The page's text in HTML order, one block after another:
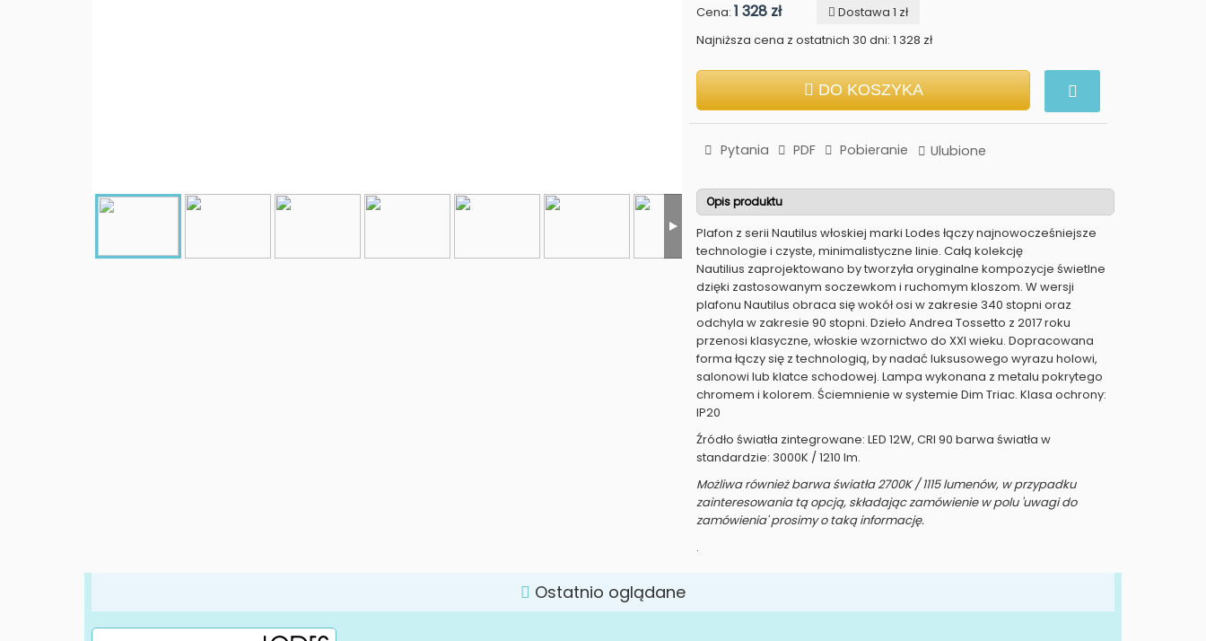
Cena:1 328 zł
Dostawa 1 zł
Najniższa cena z ostatnich 30 dni: 1 328 zł
DO KOSZYKA
Pytania PDF Pobieranie Ulubione
Opis produktu
Plafon z serii Nautilus włoskiej marki Lodes łączy najnowocześniejsze
technologie i czyste, minimalistyczne linie. Całą kolekcję
Nautilius zaprojektowano by tworzyła oryginalne kompozycje świetlne
dzięki zastosowanym soczewkom i ruchomym kloszom. W wersji
plafonu Nautilus obraca się wokół osi w zakresie 340 stopni oraz
odchyla w zakresie 90 stopni. Dzieło Andrea Tossetto z 2017 roku
przenosi klasyczne, włoskie wzornictwo do XXI wieku. Dopracowana
forma łączy się z technologią, by nadać luksusowego wyrazu holowi,
salonowi lub klatce schodowej. Lampa wykonana z metalu pokrytego
chromem i kolorem. Ściemnienie w systemie Dim Triac. Klasa ochrony:
IP20
Źródło światła zintegrowane: LED 12W, CRI 90 barwa światła w
standardzie: 3000K / 1210 lm.
Możliwa również barwa światła 2700K / 1115 lumenów, w przypadku
zainteresowania tą opcją, składając zamówienie w polu 'uwagi do
zamówienia' prosimy o taką informację.
.
Ostatnio oglądane